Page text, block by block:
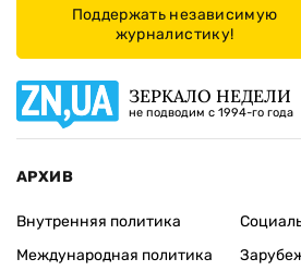
Поддержать независимую
журналистику!
ЗЕРКАЛО НЕДЕЛИ
не подводим с 1994-го года
АРХИВ
Внутренняя политика
Международная политика